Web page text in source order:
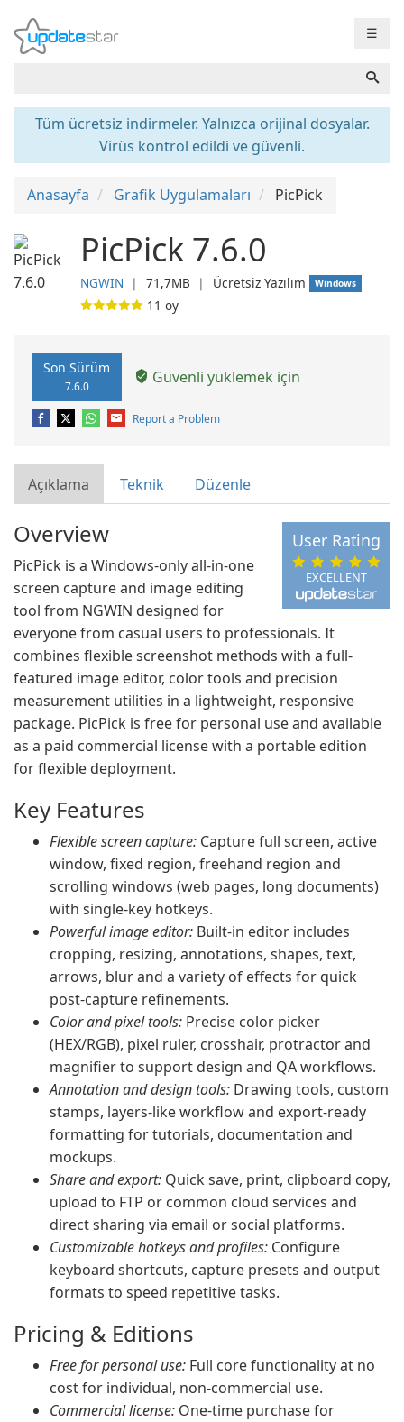
☰
Tüm ücretsiz indirmeler. Yalnızca orijinal dosyalar.
Virüs kontrol edildi ve güvenli.
Anasayfa Grafik Uygulamaları PicPick
PicPick 7.6.0
NGWIN ❘ 71,7MB ❘ Ücretsiz Yazılım Windows
11 oy
Son Sürüm
7.6.0 Güvenli yüklemek için
Report a Problem
Açıklama Teknik Düzenle
EXCELLENT
User Rating
Overview
PicPick is a Windows-only all-in-one
screen capture and image editing
tool from NGWIN designed for
everyone from casual users to professionals. It
combines flexible screenshot methods with a full-
featured image editor, color tools and precision
measurement utilities in a lightweight, responsive
package. PicPick is free for personal use and available
as a paid commercial license with a portable edition
for flexible deployment.
Key Features
Flexible screen capture: Capture full screen, active
window, fixed region, freehand region and
scrolling windows (web pages, long documents)
with single-key hotkeys.
Powerful image editor: Built-in editor includes
cropping, resizing, annotations, shapes, text,
arrows, blur and a variety of effects for quick
post-capture refinements.
Color and pixel tools: Precise color picker
(HEX/RGB), pixel ruler, crosshair, protractor and
magnifier to support design and QA workflows.
Annotation and design tools: Drawing tools, custom
stamps, layers-like workflow and export-ready
formatting for tutorials, documentation and
mockups.
Share and export: Quick save, print, clipboard copy,
upload to FTP or common cloud services and
direct sharing via email or social platforms.
Customizable hotkeys and profiles: Configure
keyboard shortcuts, capture presets and output
formats to speed repetitive tasks.
Pricing & Editions
Free for personal use: Full core functionality at no
cost for individual, non-commercial use.
Commercial license: One-time purchase for